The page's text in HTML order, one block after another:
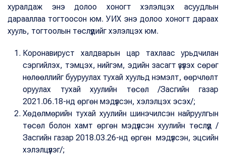
хуралдаж энэ долоо хоногт хэлэлцэх асуудлын
дарааллаа тогтоосон юм. УИХ энэ долоо хоногт дараах
хууль, тогтоолын төслүүдийг хэлэлцэх юм.
Коронавируст халдварын цар тахлаас урьдчилан
сэргийлэх, тэмцэх, нийгэм, эдийн засагт үзүүлэх сөрөг
нөлөөллийг бууруулах тухай хуульд нэмэлт, өөрчлөлт
оруулах тухай хуулийн төсөл /Засгийн газар
2021.06.18-нд өргөн мэдүүлсэн, хэлэлцэх эсэх/;
Хөдөлмөрийн тухай хуулийн шинэчилсэн найруулгын
төсөл болон хамт өргөн мэдүүлсэн хуулийн төслүүд /
Засгийн газар 2018.03.26-нд өргөн мэдүүлсэн, эцсийн
хэлэлцүүлэг/;